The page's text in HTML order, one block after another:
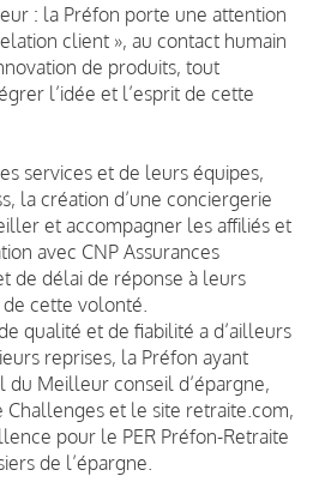
: la Préfon porte une attention
client », au contact humain
de produits, tout
l’idée et l’esprit de cette
services et de leurs équipes,
la création d’une conciergerie
et accompagner les affiliés et
avec CNP Assurances
de délai de réponse à leurs
cette volonté.
qualité et de fiabilité a d’ailleurs
reprises, la Préfon ayant
Meilleur conseil d’épargne,
Challenges et le site retraite.com,
pour le PER Préfon-Retraite
de l’épargne.